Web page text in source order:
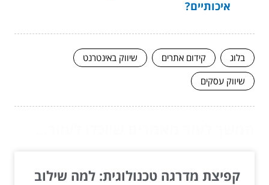
איכותיים?
בלוג קידום אתרים
שיווק באינטרנט
שיווק עסקים
קפיצת מדרגה טכנולוגית: למה שילוב